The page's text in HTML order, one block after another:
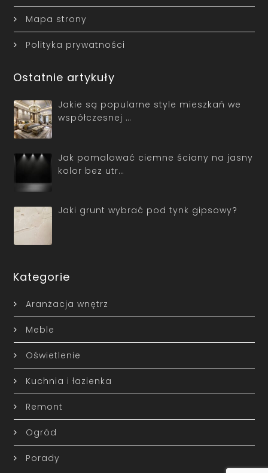
Mapa strony
Polityka prywatności
Ostatnie artykuły
Jakie są popularne style mieszkań we
współczesnej …
Jak pomalować ciemne ściany na jasny
kolor bez utr…
Jaki grunt wybrać pod tynk gipsowy?
Kategorie
Aranżacja wnętrz
Meble
Oświetlenie
Kuchnia i łazienka
Remont
Ogród
Porady